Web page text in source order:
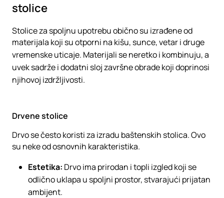
stolice
Stolice za spoljnu upotrebu obično su izrađene od
materijala koji su otporni na kišu, sunce, vetar i druge
vremenske uticaje. Materijali se neretko i kombinuju, a
uvek sadrže i dodatni sloj završne obrade koji doprinosi
njihovoj izdržljivosti.
Drvene stolice
Drvo se često koristi za izradu baštenskih stolica. Ovo
su neke od osnovnih karakteristika.
Estetika: Drvo ima prirodan i topli izgled koji se
odlično uklapa u spoljni prostor, stvarajući prijatan
ambijent.